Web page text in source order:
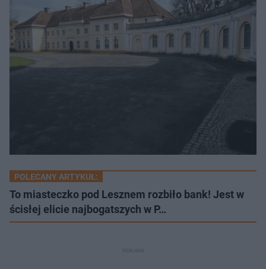
POLECANY ARTYKUŁ:
To miasteczko pod Lesznem rozbiło bank! Jest w
ścisłej elicie najbogatszych w P…